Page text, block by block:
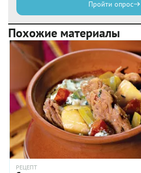
Пройти опрос
Похожие материалы
РЕЦЕПТ